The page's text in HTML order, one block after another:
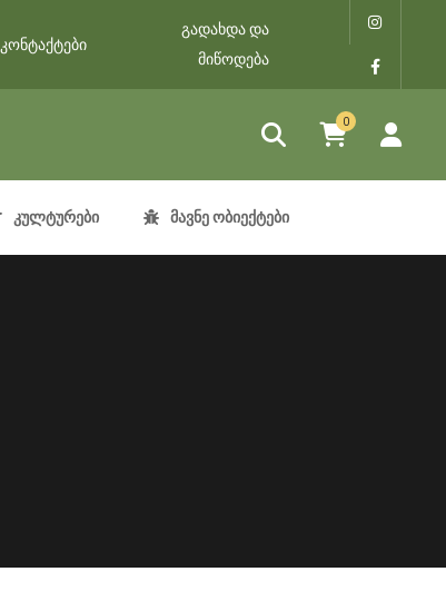
კონტაქტები
გადახდა და
მიწოდება
0
კულტურები მავნე ობიექტები